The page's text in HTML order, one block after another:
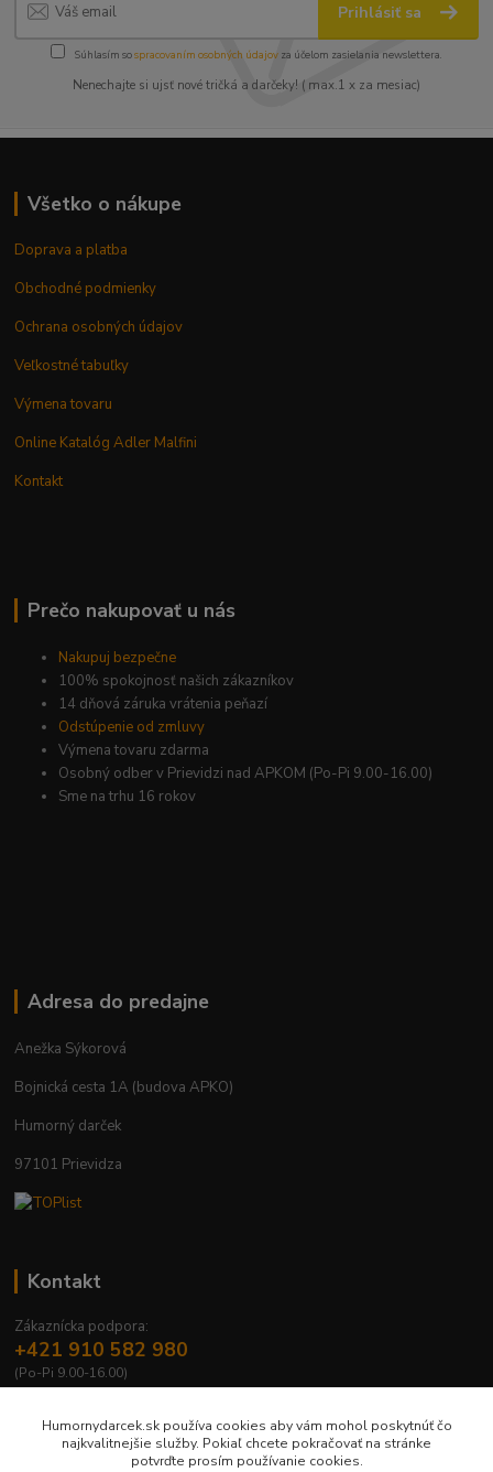
Prihlásiť sa
Súhlasím sospracovaním osobných údajov za účelom zasielania newslettera.
Nenechajte si ujsť nové tričká a darčeky! ( max.1 x za mesiac)
Všetko o nákupe
Doprava a platba
Obchodné podmienky
Ochrana osobných údajov
Veľkostné tabuľky
Výmena tovaru
Online Katalóg Adler Malfini
Kontakt
Prečo nakupovať u nás
Nakupuj bezpečne
100% spokojnosť našich zákazníkov
14 dňová záruka vrátenia peňazí
Odstúpenie od zmluvy
Výmena tovaru zdarma
Osobný odber v Prievidzi nad APKOM (Po-Pi 9.00-16.00)
Sme na trhu 16 rokov
Adresa do predajne
Anežka Sýkorová
Bojnická cesta 1A (budova APKO)
Humorný darček
97101 Prievidza
Kontakt
Zákaznícka podpora:
+421 910 582 980
(Po-Pi 9.00-16.00)
Humornydarcek.sk používa cookies aby vám mohol poskytnúť čo
najkvalitnejšie služby. Pokiaľ chcete pokračovať na stránke
potvrďte prosím používanie cookies.